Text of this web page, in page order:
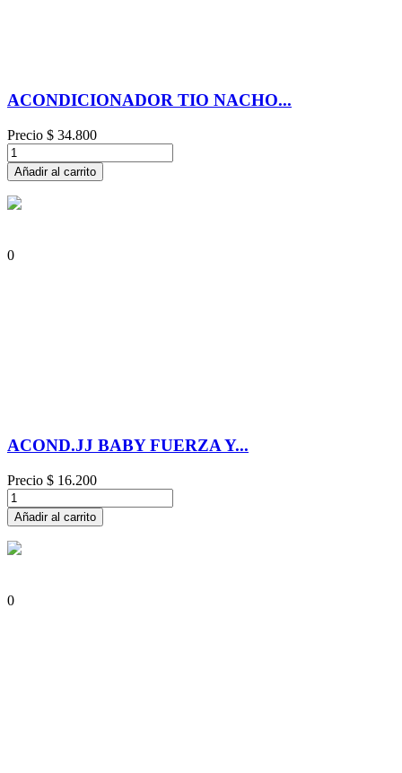
ACONDICIONADOR TIO NACHO...
Precio $ 34.800
Añadir al carrito
0
ACOND.JJ BABY FUERZA Y...
Precio $ 16.200
Añadir al carrito
0